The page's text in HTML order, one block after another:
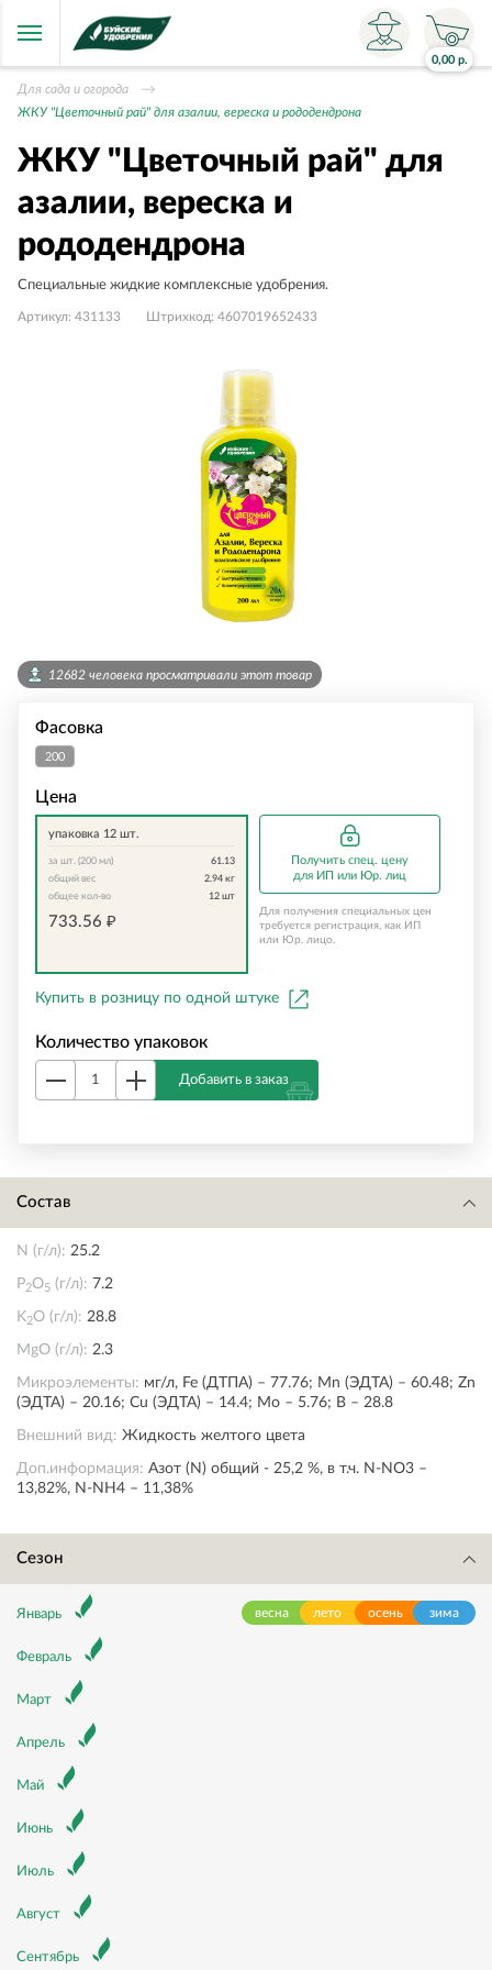
0,00р.
Для сада и огорода
ЖКУ "Цветочный рай" для азалии, вереска и рододендрона
ЖКУ "Цветочный рай" для
азалии, вереска и
рододендрона
Специальные жидкие комплексные удобрения.
Артикул: 431133 Штрихкод: 4607019652433
12682 человека просматривали этот товар
Фасовка
200
Цена
упаковка 12 шт.
за шт. (200 мл)
61.13
общий вес
2.94 кг
общее кол-во
12 шт
733.56 ₽
Получить спец. цену
для ИП или Юр. лиц
Для получения специальных цен
требуется регистрация, как ИП
или Юр. лицо.
Купить в розницу по одной штуке
Количество упаковок
Добавить в заказ
Состав
N (г/л): 25.2
P2O5 (г/л): 7.2
K2O (г/л): 28.8
MgO (г/л): 2.3
Микроэлементы: мг/л, Fe (ДТПА) – 77.76; Mn (ЭДТА) – 60.48; Zn
(ЭДТА) – 20.16; Cu (ЭДТА) – 14.4; Mo – 5.76; B – 28.8
Внешний вид: Жидкость желтого цвета
Доп.информация: Азот (N) общий - 25,2 %, в т.ч. N-NО3 –
13,82%, N-NH4 – 11,38%
Сезон
весна лето осень зима
Январь
Февраль
Март
Апрель
Май
Июнь
Июль
Август
Сентябрь